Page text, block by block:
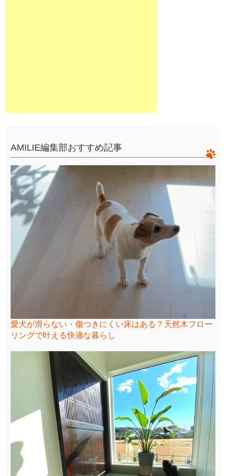
AMILIE編集部おすすめ記事
愛犬が滑らない・傷つきにくい床はある？天然木フロー
リングで叶える快適な暮らし